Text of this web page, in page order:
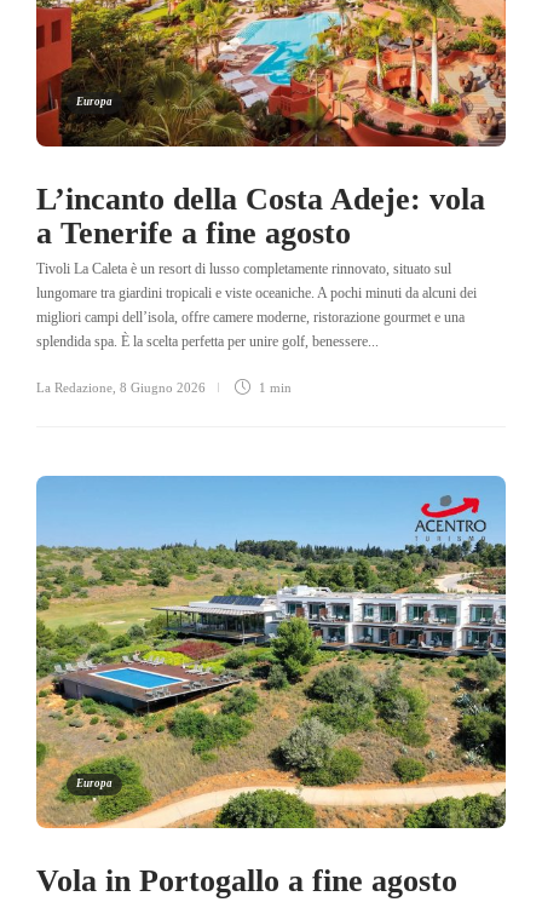
Europa
L’incanto della Costa Adeje: vola
a Tenerife a fine agosto
Tivoli La Caleta è un resort di lusso completamente rinnovato, situato sul
lungomare tra giardini tropicali e viste oceaniche. A pochi minuti da alcuni dei
migliori campi dell’isola, offre camere moderne, ristorazione gourmet e una
splendida spa. È la scelta perfetta per unire golf, benessere...
La Redazione 8 Giugno 2026 1 min
Europa
Vola in Portogallo a fine agosto